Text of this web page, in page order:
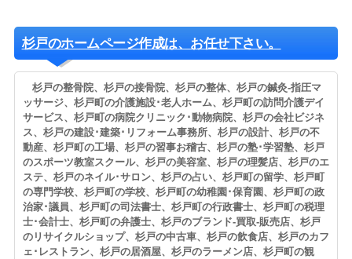
杉戸のホームページ作成は、お任せ下さい。
杉戸の整骨院、杉戸の接骨院、杉戸の整体、杉戸の鍼灸-指圧マ
ッサージ、杉戸町の介護施設･老人ホーム、杉戸町の訪問介護デイ
サービス、杉戸町の病院クリニック･動物病院、杉戸の会社ビジネ
ス、杉戸の建設･建築･リフォーム事務所、杉戸の設計、杉戸の不
動産、杉戸町の工場、杉戸の習事お稽古、杉戸の塾･学習塾、杉戸
のスポーツ教室スクール、杉戸の美容室、杉戸の理髪店、杉戸のエ
ステ、杉戸のネイル･サロン、杉戸の占い、杉戸町の留学、杉戸町
の専門学校、杉戸町の学校、杉戸町の幼稚園･保育園、杉戸町の政
治家･議員、杉戸町の司法書士、杉戸町の行政書士、杉戸町の税理
士･会計士、杉戸町の弁護士、杉戸のブランド-買取-販売店、杉戸
のリサイクルショップ、杉戸の中古車、杉戸の飲食店、杉戸のカフ
ェ･レストラン、杉戸の居酒屋、杉戸のラーメン店、杉戸町の観